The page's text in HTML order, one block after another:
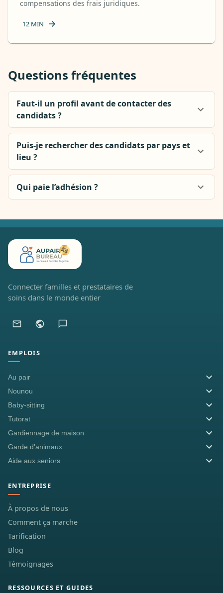
compensations des frais juridiques.
12 MIN
Questions fréquentes
Faut-il un profil avant de contacter des
candidats ?
Puis-je rechercher des candidats par pays et
lieu ?
Qui paie l’adhésion ?
Connecter familles et prestataires de
soins dans le monde entier
EMPLOIS
Au pair
Nounou
Baby-sitting
Tutorat
Gardiennage de maison
Garde d'animaux
Aide aux seniors
ENTREPRISE
À propos de nous
Comment ça marche
Tarification
Blog
Témoignages
RESSOURCES ET GUIDES